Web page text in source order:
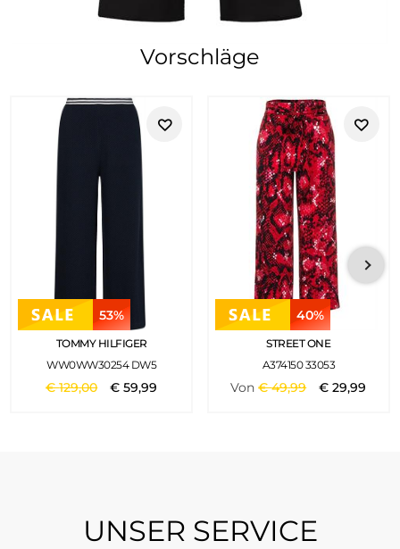
Vorschläge
53%
TOMMY HILFIGER
WW0WW30254 DW5
€129,00 €59,99
40%
STREET ONE
A374150 33053
Von€49,99 €29,99
UNSER SERVICE